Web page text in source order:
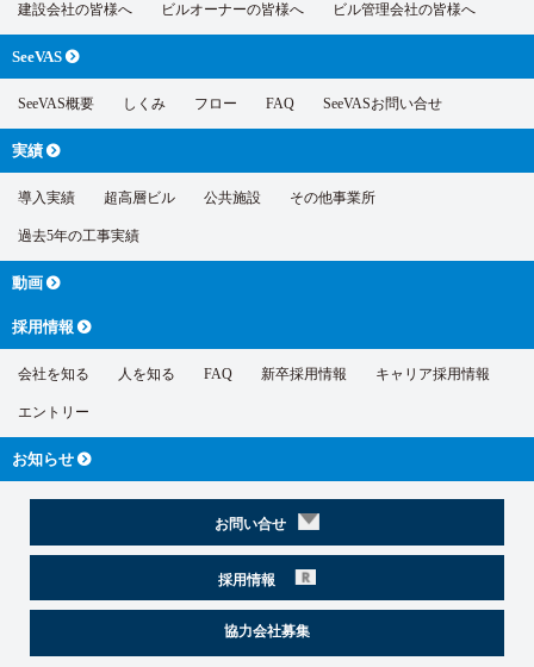
建設会社の皆様へ ビルオーナーの皆様へ ビル管理会社の皆様へ
SeeVAS
SeeVAS概要 しくみ フロー FAQ SeeVASお問い合せ
実績
導入実績 超高層ビル 公共施設 その他事業所
過去5年の工事実績
動画
採用情報
会社を知る 人を知る FAQ 新卒採用情報 キャリア採用情報
エントリー
お知らせ
お問い合せ
採用情報
協力会社募集